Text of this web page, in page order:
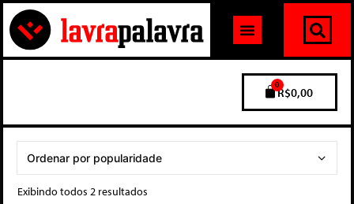
R$0,00
0
Exibindo todos 2 resultados